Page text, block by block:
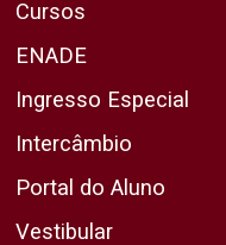
Cursos
ENADE
Ingresso Especial
Intercâmbio
Portal do Aluno
Vestibular